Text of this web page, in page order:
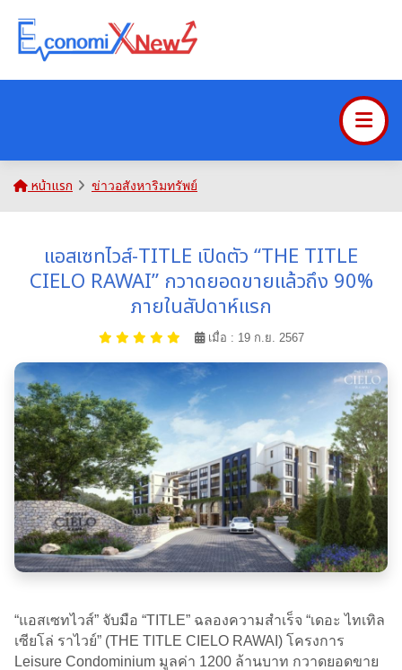
หน้าแรก ข่าวอสังหาริมทรัพย์
แอสเซทไวส์-TITLE เปิดตัว “THE TITLE
CIELO RAWAI” กวาดยอดขายแล้วถึง 90%
ภายในสัปดาห์แรก
เมื่อ : 19 ก.ย. 2567
“แอสเซทไวส์” จับมือ “TITLE” ฉลองความสำเร็จ “เดอะ ไทเทิล
เซียโล่ ราไวย์” (THE TITLE CIELO RAWAI) โครงการ
Leisure Condominium มูลค่า 1200 ล้านบาท กวาดยอดขาย